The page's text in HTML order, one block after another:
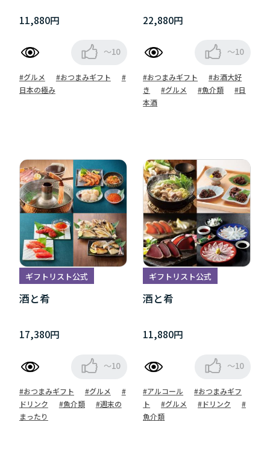
11,880円
～10
#グルメ #おつまみギフト
#
日本の極み
22,880円
～10
#おつまみギフト
#お酒大好
き
#グルメ #魚介類
#日
本酒
ギフトリスト公式
酒と肴
17,380円
～10
#おつまみギフト #グルメ
#
ドリンク
#魚介類
#週末の
まったり
ギフトリスト公式
酒と肴
11,880円
～10
#アルコール
#おつまみギフ
ト
#グルメ #ドリンク
#
魚介類